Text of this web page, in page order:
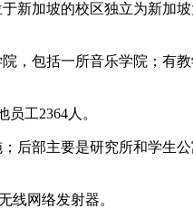
新加坡的校区独立为新加
包括一所音乐学院；有
工2364人。
后部主要是研究所和学生
线网络发射器。